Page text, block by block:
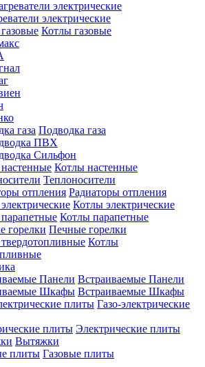
электрические
Котлы газовые
Подводка газа
ПВХ
Сильфон
Котлы настенные
Теплоносители
Радиаторы отпления
Котлы электрические
Котлы парапетные
Печные горелки
Котлы
Встраиваемые Панели
Встраиваемые Шкафы
Газо-электрические
Электрические плиты
Вытяжки
Газовые плиты